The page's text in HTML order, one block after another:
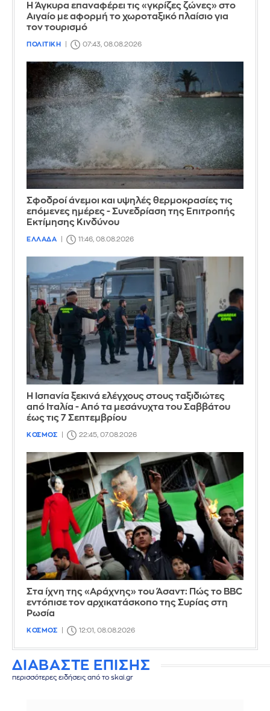
Η Άγκυρα επαναφέρει τις «γκρίζες ζώνες» στο
Αιγαίο με αφορμή το χωροταξικό πλαίσιο για
τον τουρισμό
ΠΟΛΙΤΙΚΗ 07:43, 08.08.2026
Σφοδροί άνεμοι και υψηλές θερμοκρασίες τις
επόμενες ημέρες - Συνεδρίαση της Επιτροπής
Εκτίμησης Κινδύνου
ΕΛΛΑΔΑ 11:46, 08.08.2026
Η Ισπανία ξεκινά ελέγχους στους ταξιδιώτες
από Ιταλία - Από τα μεσάνυχτα του Σαββάτου
έως τις 7 Σεπτεμβρίου
ΚΟΣΜΟΣ 22:45, 07.08.2026
Στα ίχνη της «Αράχνης» του Άσαντ: Πώς το BBC
εντόπισε τον αρχικατάσκοπο της Συρίας στη
Ρωσία
ΚΟΣΜΟΣ 12:01, 08.08.2026
ΔΙΑΒΑΣΤΕ ΕΠΙΣΗΣ
περισσότερες ειδήσεις από το skai.gr